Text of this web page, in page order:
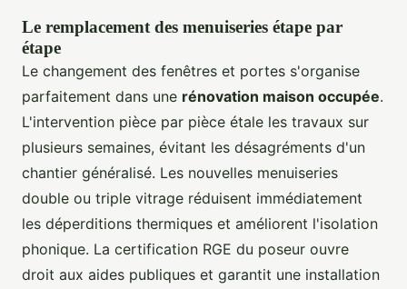
Le remplacement des menuiseries étape par
étape
Le changement des fenêtres et portes s'organise
parfaitement dans une rénovation maison occupée.
L'intervention pièce par pièce étale les travaux sur
plusieurs semaines, évitant les désagréments d'un
chantier généralisé. Les nouvelles menuiseries
double ou triple vitrage réduisent immédiatement
les déperditions thermiques et améliorent l'isolation
phonique. La certification RGE du poseur ouvre
droit aux aides publiques et garantit une installation